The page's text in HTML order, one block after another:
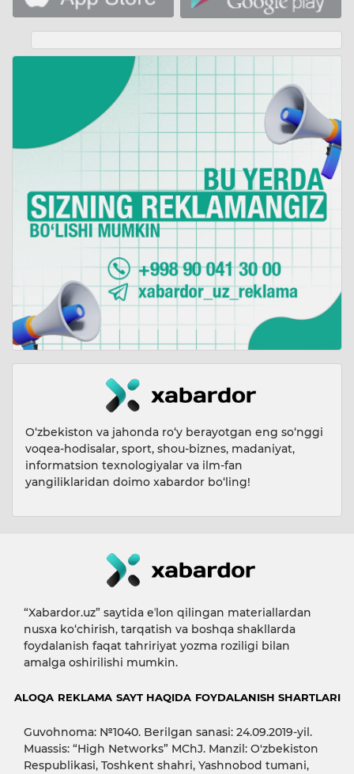
O‘zbekiston va jahonda ro‘y berayotgan eng so‘nggi
voqea-hodisalar, sport, shou-biznes, madaniyat,
informatsion texnologiyalar va ilm-fan
yangiliklaridan doimo xabardor bo‘ling!
“Xabardor.uz” saytida eʼlon qilingan materiallardan
nusxa ko‘chirish, tarqatish va boshqa shakllarda
foydalanish faqat tahririyat yozma roziligi bilan
amalga oshirilishi mumkin.
ALOQA REKLAMA SAYT HAQIDA FOYDALANISH SHARTLARI
Guvohnoma: №1040. Berilgan sanasi: 24.09.2019-yil.
Muassis: “High Networks” MChJ. Manzil: O'zbekiston
Respublikasi, Toshkent shahri, Yashnobod tumani,